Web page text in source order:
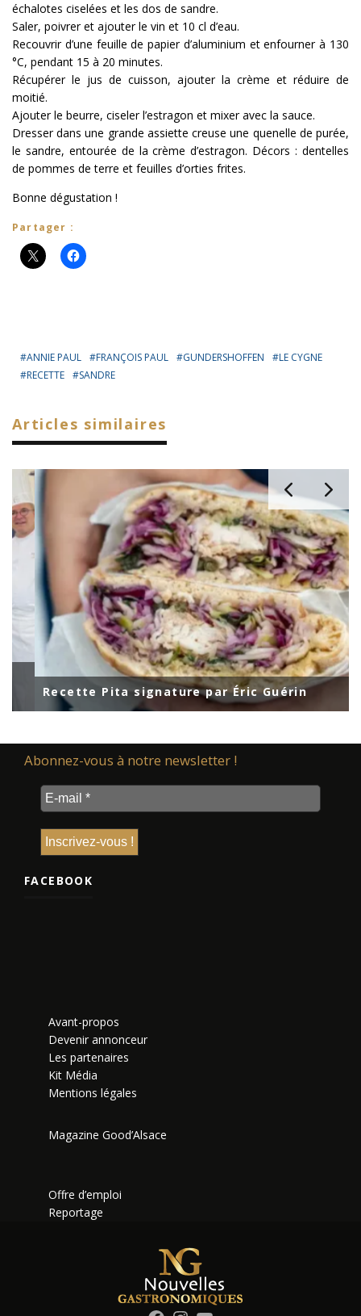
échalotes ciselées et les dos de sandre.
Saler, poivrer et ajouter le vin et 10 cl d’eau.
Recouvrir d’une feuille de papier d’aluminium et enfourner à 130
°C, pendant 15 à 20 minutes.
Récupérer le jus de cuisson, ajouter la crème et réduire de
moitié.
Ajouter le beurre, ciseler l’estragon et mixer avec la sauce.
Dresser dans une grande assiette creuse une quenelle de purée,
le sandre, entourée de la crème d’estragon. Décors : dentelles
de pommes de terre et feuilles d’orties frites.
Bonne dégustation !
Partager :
ANNIE PAUL FRANÇOIS PAUL GUNDERSHOFFEN
LE CYGNE
RECETTE
SANDRE
Articles similaires
Recette Pita signature par Éric Guérin
Abonnez-vous à notre newsletter !
FACEBOOK
Avant-propos
Devenir annonceur
Les partenaires
Kit Média
Mentions légales
Magazine Good’Alsace
Offre d’emploi
Reportage
Facebook
Instagram
YouTube